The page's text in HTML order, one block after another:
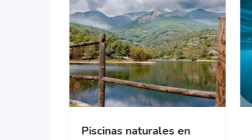
Piscinas naturales en